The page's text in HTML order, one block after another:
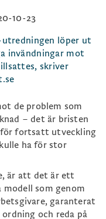
10-23
utredningen löper ut
invändningar mot
skriver
de problem som
– det är bristen
fortsatt utveckling
ha för stor
är att det är ett
som genom
garanterat
och reda på